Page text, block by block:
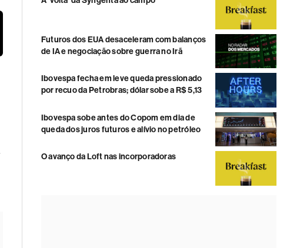
Futuros dos EUA desaceleram com balanços
de IA e negociação sobre guerra no Irã
Ibovespa fecha em leve queda pressionado
por recuo da Petrobras; dólar sobe a R$ 5,13
Ibovespa sobe antes do Copom em dia de
queda dos juros futuros e alívio no petróleo
O avanço da Loft nas incorporadoras